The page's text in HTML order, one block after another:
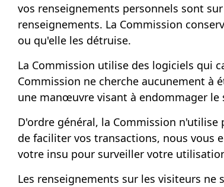
vos renseignements personnels sont
renseignements. La Commission
ou qu'elle les détruise.
La Commission utilise des logiciels qui
Commission ne cherche aucunement à
une manœuvre visant à endommager le
D'ordre général, la Commission
de faciliter vos transactions, nous vous
votre insu pour surveiller votre
Les renseignements sur les visiteurs